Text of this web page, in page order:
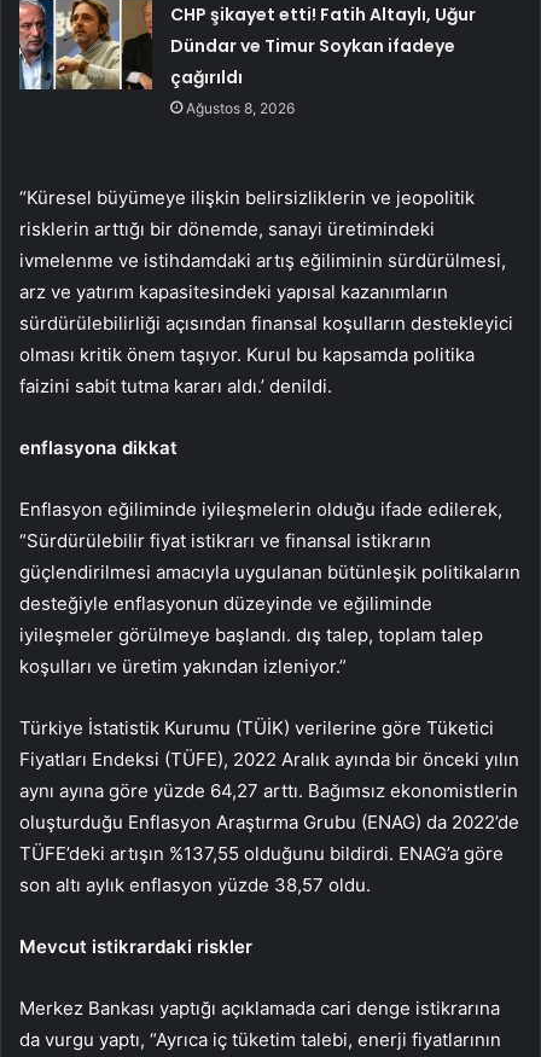
CHP şikayet etti! Fatih Altaylı, Uğur
Dündar ve Timur Soykan ifadeye
çağırıldı
Ağustos 8, 2026
“Küresel büyümeye ilişkin belirsizliklerin ve jeopolitik
risklerin arttığı bir dönemde, sanayi üretimindeki
ivmelenme ve istihdamdaki artış eğiliminin sürdürülmesi,
arz ve yatırım kapasitesindeki yapısal kazanımların
sürdürülebilirliği açısından finansal koşulların destekleyici
olması kritik önem taşıyor. Kurul bu kapsamda politika
faizini sabit tutma kararı aldı.’ denildi.
enflasyona dikkat
Enflasyon eğiliminde iyileşmelerin olduğu ifade edilerek,
“Sürdürülebilir fiyat istikrarı ve finansal istikrarın
güçlendirilmesi amacıyla uygulanan bütünleşik politikaların
desteğiyle enflasyonun düzeyinde ve eğiliminde
iyileşmeler görülmeye başlandı. dış talep, toplam talep
koşulları ve üretim yakından izleniyor.”
Türkiye İstatistik Kurumu (TÜİK) verilerine göre Tüketici
Fiyatları Endeksi (TÜFE), 2022 Aralık ayında bir önceki yılın
aynı ayına göre yüzde 64,27 arttı. Bağımsız ekonomistlerin
oluşturduğu Enflasyon Araştırma Grubu (ENAG) da 2022’de
TÜFE’deki artışın %137,55 olduğunu bildirdi. ENAG’a göre
son altı aylık enflasyon yüzde 38,57 oldu.
Mevcut istikrardaki riskler
Merkez Bankası yaptığı açıklamada cari denge istikrarına
da vurgu yaptı, “Ayrıca iç tüketim talebi, enerji fiyatlarının